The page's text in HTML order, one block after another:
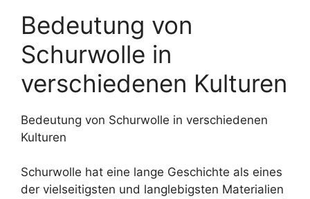
Bedeutung von
Schurwolle in
verschiedenen Kulturen
Bedeutung von Schurwolle in verschiedenen
Kulturen
Schurwolle hat eine lange Geschichte als eines
der vielseitigsten und langlebigsten Materialien